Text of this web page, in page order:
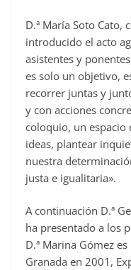
D.ª María Soto Cato,
introducido el acto
asistentes y
es solo un objetivo,
recorrer juntas y
y con acciones
coloquio, un
ideas, plantear
nuestra
justa e igualitaria».
A continuación D.ª
ha presentado a los
D.ª Marina Gómez
Granada en 2001,